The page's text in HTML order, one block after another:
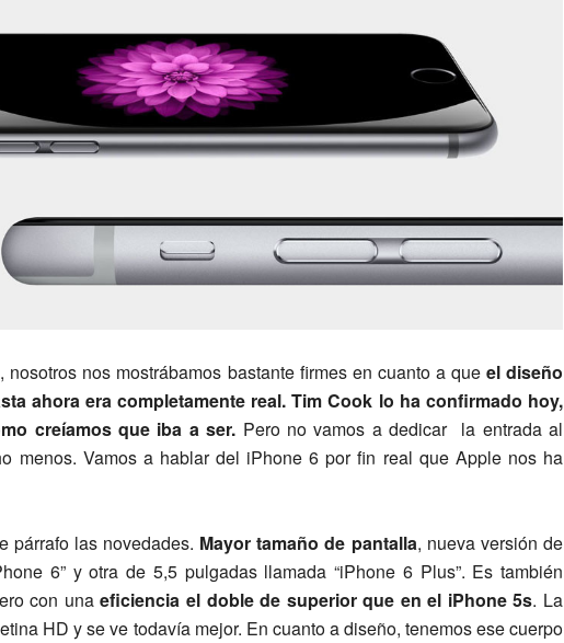
nosotros nos mostrábamos bastante firmes en cuanto a queel diseño
ahora era completamente real. Tim Cook lo ha confirmado hoy,
creíamos que iba a ser. Pero no vamos a dedicar la entrada al
menos. Vamos a hablar del iPhone 6 por fin real que Apple nos ha
párrafo las novedades. Mayor tamaño de pantalla, nueva versión de
6” y otra de 5,5 pulgadas llamada “iPhone 6 Plus”. Es también
con unaeficiencia el doble de superior que en el iPhone 5s. La
HD y se ve todavía mejor. En cuanto a diseño, tenemos ese cuerpo